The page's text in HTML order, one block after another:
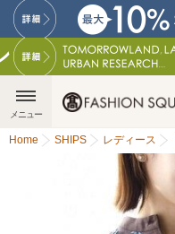
メニュー
Home SHIPS レディース